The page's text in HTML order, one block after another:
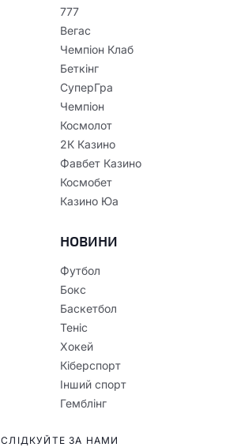
777
Вегас
Чемпіон Клаб
Беткінг
СуперГра
Чемпіон
Космолот
2К Казино
Фавбет Казино
Космобет
Казино Юа
НОВИНИ
Футбол
Бокс
Баскетбол
Теніс
Хокей
Кіберспорт
Інший спорт
Гемблінг
СЛІДКУЙТЕ ЗА НАМИ